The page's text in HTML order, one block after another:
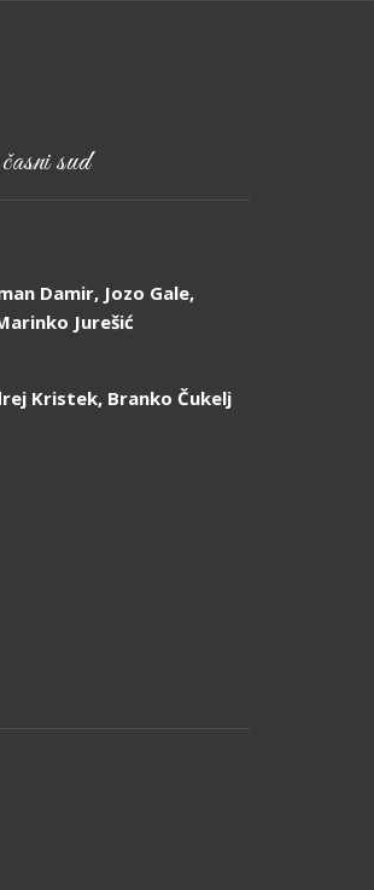
sud
Damir, Jozo Gale,
Jurešić
Kristek, Branko Čukelj